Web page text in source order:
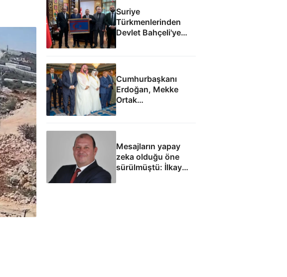
Suriye
Türkmenlerinden
Devlet Bahçeli'ye
yapılanma gündemi
Cumhurbaşkanı
Erdoğan, Mekke
Ortak
Anlaşması'ndan
kıldı
Mesajların yapay
zeka olduğu öne
sürülmüştü: İlkay